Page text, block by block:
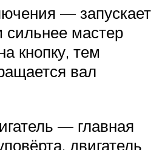
— запускает
сильнее мастер
кнопку, тем
вал
— главная
двигатель